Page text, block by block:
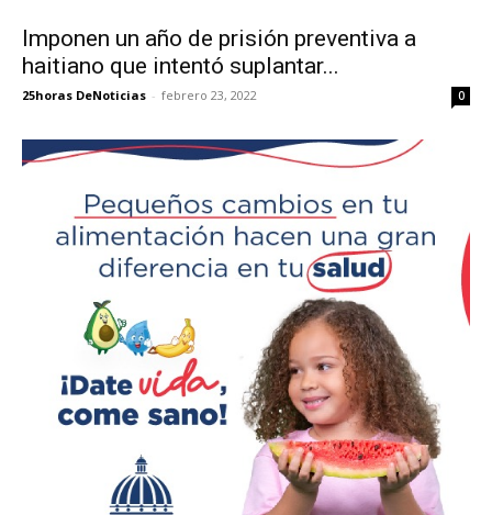
Imponen un año de prisión preventiva a
haitiano que intentó suplantar...
25horas DeNoticias - febrero 23, 2022 0